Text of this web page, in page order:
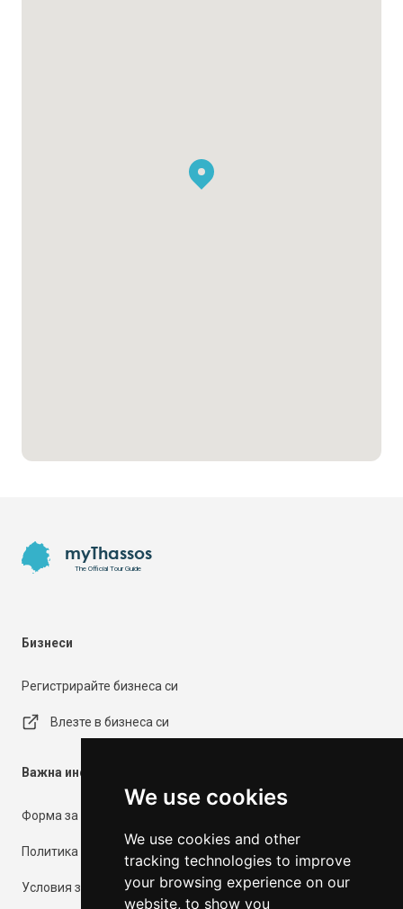
We use cookies
We use cookies and other
tracking technologies to improve
your browsing experience on our
website, to show you
myThassos
The Official Tour Guide
Бизнеси
Регистрирайте бизнеса си
Влезте в бизнеса си
Важна информация
Форма за контакт
Политика за поверителност
Условия за ползване